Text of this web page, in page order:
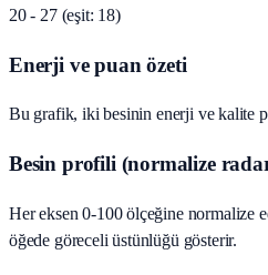
20 - 27 (eşit: 18)
Enerji ve puan özeti
Bu grafik, iki besinin enerji ve kalite
Besin profili (normalize
Her eksen 0-100 ölçeğine normalize
öğede göreceli üstünlüğü gösterir.